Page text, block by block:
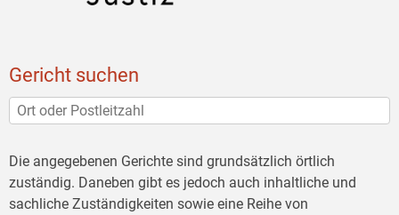
Gericht suchen
Die angegebenen Gerichte sind grundsätzlich örtlich
zuständig. Daneben gibt es jedoch auch inhaltliche und
sachliche Zuständigkeiten sowie eine Reihe von